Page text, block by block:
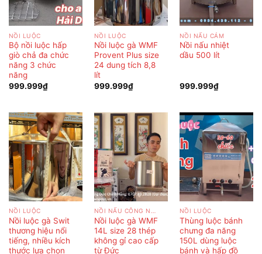
NỒI LUỘC
Bộ nồi luộc hấp
giò chả đa chức
năng 3 chức
năng
999.999₫
NỒI LUỘC
Nồi luộc gà WMF
Provent Plus size
24 dung tích 8,8
lít
999.999₫
NỒI NẤU CÁM
Nồi nấu nhiệt
dầu 500 lít
999.999₫
NỒI LUỘC
Nồi luộc gà Swit
thương hiệu nổi
tiếng, nhiều kích
thước lựa chọn
Nồi luộc gà WMF
14L size 28 thép
không gỉ cao cấp
từ Đức
NỒI LUỘC
Thùng luộc bánh
chưng đa năng
150L dùng luộc
bánh và hấp đồ